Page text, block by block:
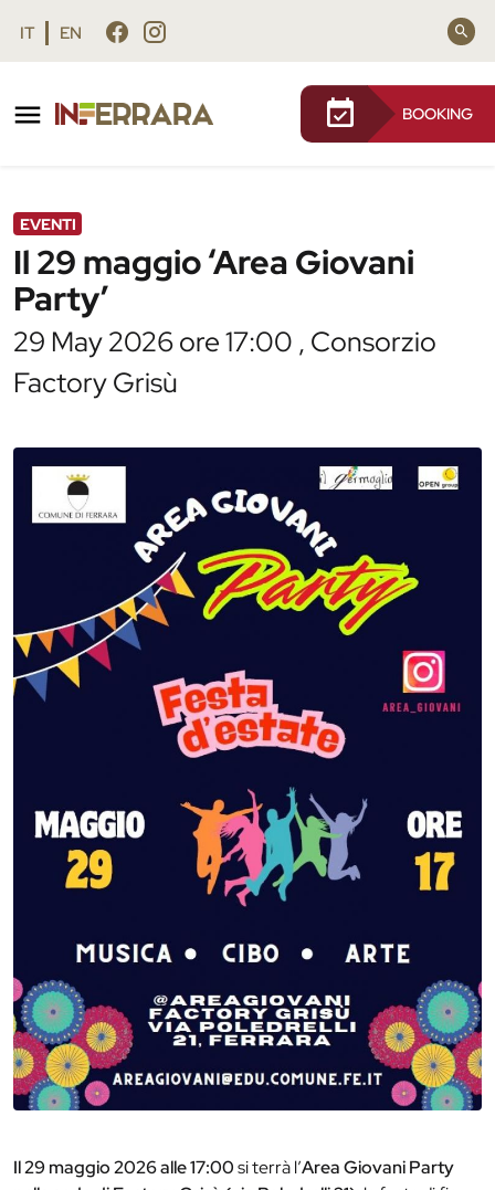
Vai al contenuto principale
Vai al footer
IT EN
BOOKING
Il 29 maggio ‘Area Giovani Party’
EVENTI
Il 29 maggio ‘Area Giovani
Party’
29 May 2026 ore 17:00 , Consorzio
Factory Grisù
Il 29 maggio 2026 alle 17:00si terrà l’Area Giovani Party